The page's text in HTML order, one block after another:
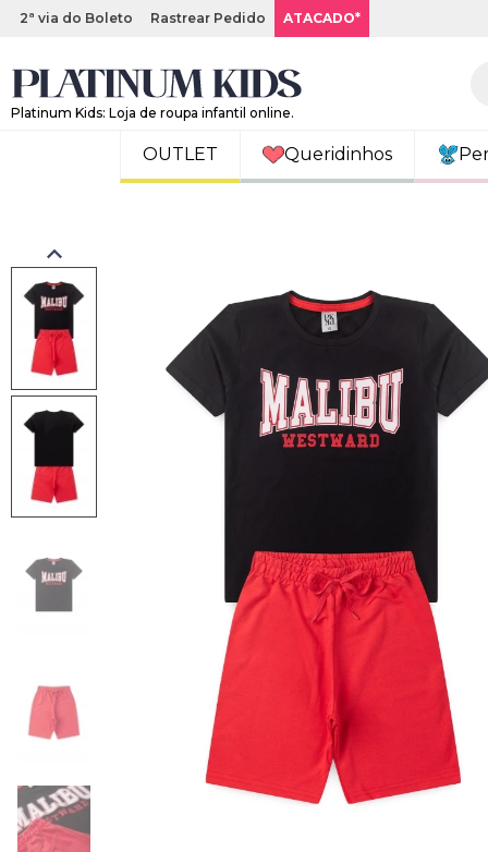
2ª via do Boleto Rastrear Pedido ATACADO*
Platinum Kids: Loja de roupa infantil online.
OUTLET Queridinhos